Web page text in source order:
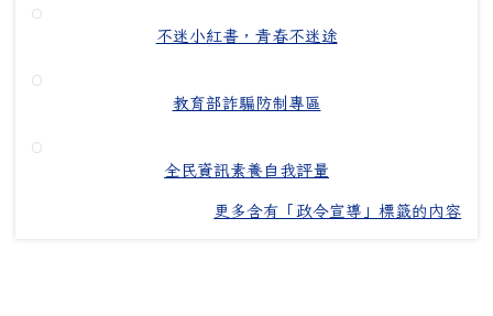
不迷小紅書，青春不迷途
教育部詐騙防制專區
全民資訊素養自我評量
更多含有「政令宣導」標籤的內容